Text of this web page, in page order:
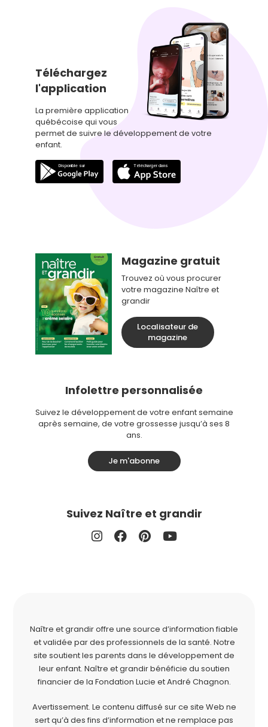
Téléchargez
l'application
La première application
québécoise qui vous
permet de suivre le développement de votre
enfant.
Magazine gratuit
Trouvez où vous procurer
votre magazine Naître et
grandir
Localisateur de
magazine
Infolettre personnalisée
Suivez le développement de votre enfant semaine
après semaine, de votre grossesse jusqu’à ses 8
ans.
Je m'abonne
Suivez Naître et grandir
Naître et grandir offre une source d’information fiable
et validée par des professionnels de la santé. Notre
site soutient les parents dans le développement de
leur enfant. Naître et grandir bénéficie du soutien
financier de la Fondation Lucie et André Chagnon.
Avertissement. Le contenu diffusé sur ce site Web ne
sert qu’à des fins d’information et ne remplace pas